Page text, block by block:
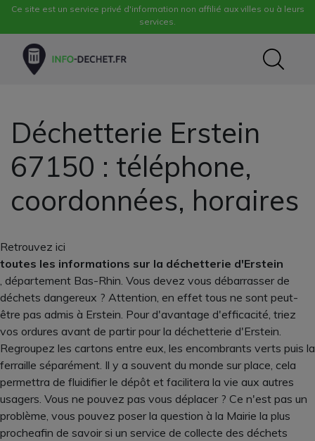
Ce site est un service privé d'information non affilié aux villes ou à leurs
services.
Déchetterie Erstein
67150 : téléphone,
coordonnées, horaires
Retrouvez ici
toutes les informations sur la déchetterie d'Erstein
, département Bas-Rhin. Vous devez vous débarrasser de
déchets dangereux ? Attention, en effet tous ne sont peut-
être pas admis à Erstein. Pour d'avantage d'efficacité, triez
vos ordures avant de partir pour la déchetterie d'Erstein.
Regroupez les cartons entre eux, les encombrants verts puis la
ferraille séparément. Il y a souvent du monde sur place, cela
permettra de fluidifier le dépôt et facilitera la vie aux autres
usagers. Vous ne pouvez pas vous déplacer ? Ce n'est pas un
problème, vous pouvez poser la question à la Mairie la plus
procheafin de savoir si un service de collecte des déchets